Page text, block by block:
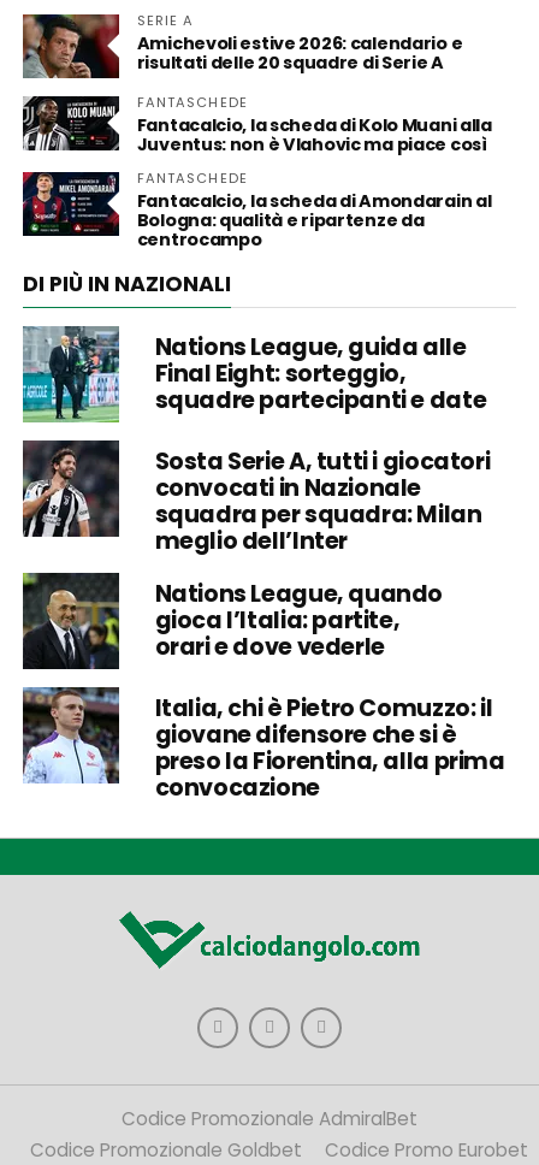
SERIE A
Amichevoli estive 2026: calendario e
risultati delle 20 squadre di Serie A
FANTASCHEDE
Fantacalcio, la scheda di Kolo Muani alla
Juventus: non è Vlahovic ma piace così
FANTASCHEDE
Fantacalcio, la scheda di Amondarain al
Bologna: qualità e ripartenze da
centrocampo
DI PIÙ IN NAZIONALI
Nations League, guida alle
Final Eight: sorteggio,
squadre partecipanti e date
Sosta Serie A, tutti i giocatori
convocati in Nazionale
squadra per squadra: Milan
meglio dell’Inter
Nations League, quando
gioca l’Italia: partite,
orari e dove vederle
Italia, chi è Pietro Comuzzo: il
giovane difensore che si è
preso la Fiorentina, alla prima
convocazione
Codice Promozionale AdmiralBet
Codice Promozionale Goldbet
Codice Promo Eurobet